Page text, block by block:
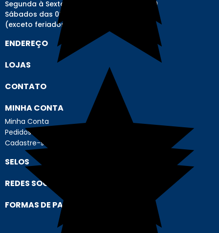
Segunda à Sexta-feira das 08h00 às 17h00
Sábados das 08h00 às 12h00
(exceto feriados)
ENDEREÇO
LOJAS
CONTATO
MINHA CONTA
Minha Conta
Pedidos
Cadastre-se
SELOS
REDES SOCIAIS
FORMAS DE PAGAMENTO